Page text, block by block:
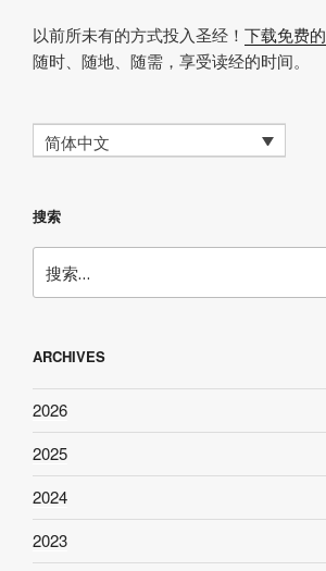
以前所未有的方式投入圣经！ 下载免费
随时、随地、随需，享受读经的时间。
简体中文
搜索
索：
ARCHIVES
2026
2025
2024
2023